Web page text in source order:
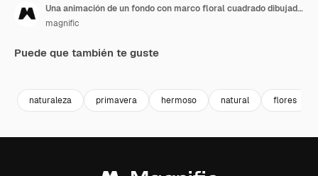
Una animación de un fondo con marco floral cuadrado dibujado a mano
magnific
Puede que también te guste
naturaleza primavera hermoso natural flores